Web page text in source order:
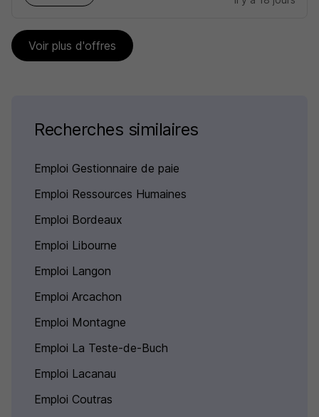
Voir plus d'offres
Recherches similaires
Emploi Gestionnaire de paie
Emploi Ressources Humaines
Emploi Bordeaux
Emploi Libourne
Emploi Langon
Emploi Arcachon
Emploi Montagne
Emploi La Teste-de-Buch
Emploi Lacanau
Emploi Coutras